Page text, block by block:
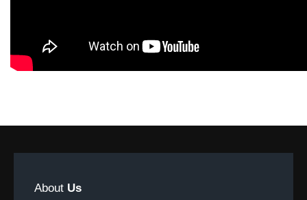
About Us